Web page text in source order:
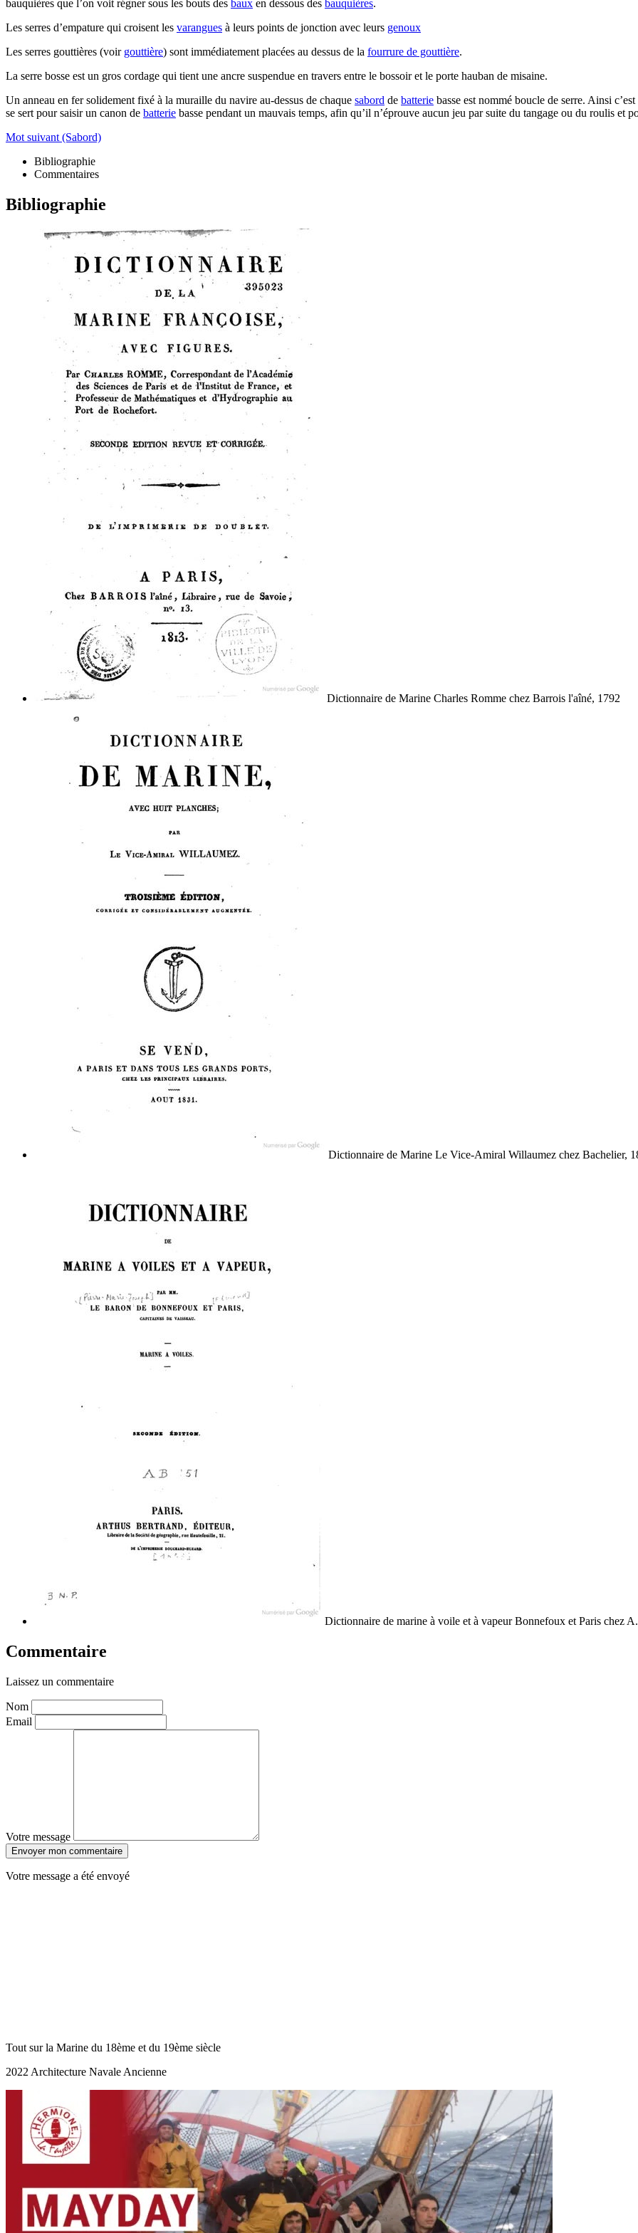
bauquières que l’on voit régner sous les bouts des baux en dessous des bauquières.
Les serres d’empature qui croisent les varangues à leurs points de jonction avec leurs genoux
Les serres gouttières (voir gouttière) sont immédiatement placées au dessus de la fourrure de gouttière.
La serre bosse est un gros cordage qui tient une ancre suspendue en travers entre le bossoir et le porte hauban de misaine.
Un anneau en fer solidement fixé à la muraille du navire au-dessus de chaque sabord de batterie basse est nommé boucle de serre. Ainsi
se sert pour saisir un canon de batterie basse pendant un mauvais temps, afin qu’il n’éprouve aucun jeu par suite du tangage ou du roulis et
Mot suivant (Sabord)
Bibliographie
Commentaires
Bibliographie
Dictionnaire de Marine Charles Romme chez Barrois l'aîné, 1792
Dictionnaire de Marine Le Vice-Amiral Willaumez chez Bachelier,
Dictionnaire de marine à voile et à vapeurBonnefoux et Paris chez
Commentaire
Laissez un commentaire
Nom
Email
Votre message
Envoyer mon commentaire
Votre message a été envoyé
Tout sur la Marine du 18ème et du 19ème siècle
2022 Architecture Navale Ancienne